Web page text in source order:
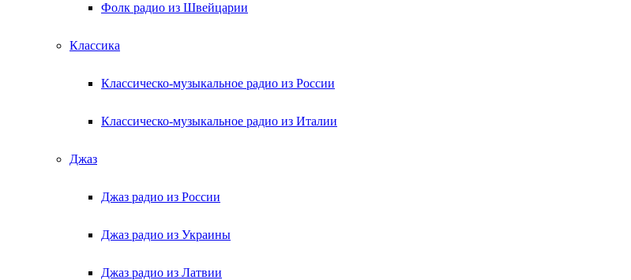
Фолк радио из Швейцарии
Классика
Классическо-музыкальное радио из России
Классическо-музыкальное радио из Италии
Джаз
Джаз радио из России
Джаз радио из Украины
Джаз радио из Латвии